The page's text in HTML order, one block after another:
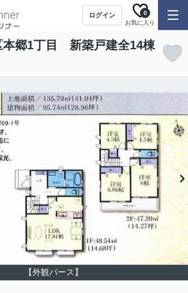
ログイン
お気に入り
0
本郷1丁目 新築戸建全14棟
【外観パース】